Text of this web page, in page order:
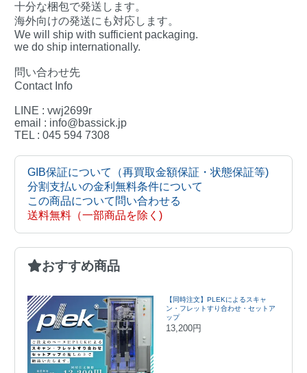
十分な梱包で発送します。
海外向けの発送にも対応します。
We will ship with sufficient packaging.
we do ship internationally.
問い合わせ先
Contact Info
LINE : vwj2699r
email : info@bassick.jp
TEL : 045 594 7308
GIB保証について（再買取金額保証・状態保証等)
分割支払いの金利無料条件について
この商品について問い合わせる
送料無料（一部商品を除く)
おすすめ商品
【同時注文】PLEKによるスキャ
ン・フレットすり合わせ・セットア
ップ
13,200円